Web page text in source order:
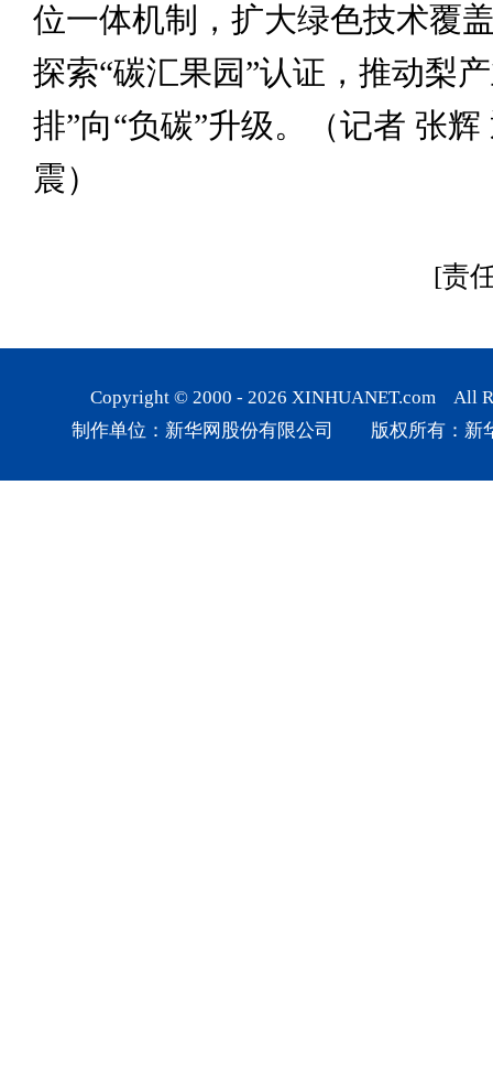
位一体机制，扩大绿色技术覆
探索“碳汇果园”认证，推动梨
排”向“负碳”升级。（记者 张
震）
[责
Copyright © 2000 - 2026 XINHUANET.com All
制作单位：新华网股份有限公司 版权所有：新